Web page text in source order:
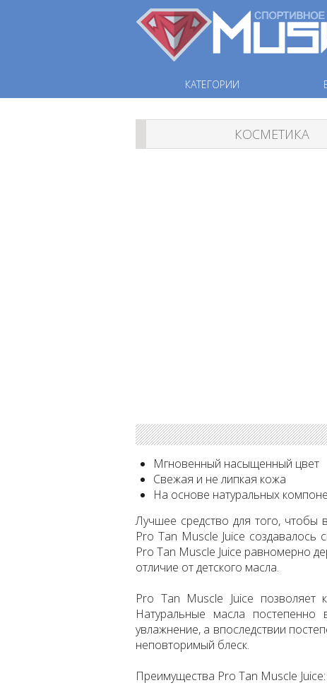
КАТЕГОРИИ
КОСМЕТИКА
Мгновенный насыщенный цвет
Свежая и не липкая кожа
На основе натуральных
Лучшее средство для того,
Pro Tan Muscle Juice создавалось
Pro Tan Muscle Juice равномерно
отличие от детского масла.
Pro Tan Muscle Juice позволяет
Натуральные масла
увлажнение, а впоследствии
неповторимый блеск.
Преимущества Pro Tan Muscle Juice: